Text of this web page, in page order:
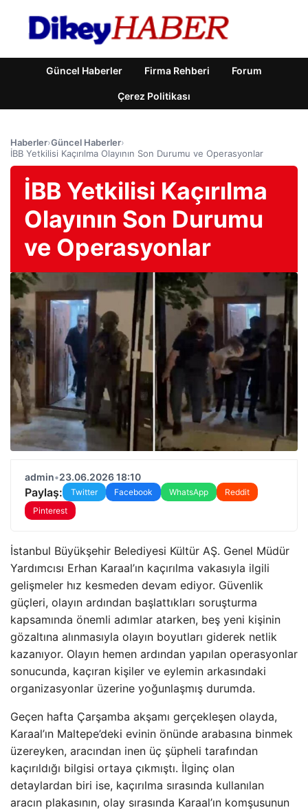
Güncel Haberler Firma Rehberi Forum
Çerez Politikası
Haberler›Güncel Haberler›
İBB Yetkilisi Kaçırılma Olayının Son Durumu ve Operasyonlar
İBB Yetkilisi Kaçırılma
Olayının Son Durumu
ve Operasyonlar
admin•23.06.2026 18:10
Paylaş: Twitter Facebook WhatsApp
Reddit
Pinterest
İstanbul Büyükşehir Belediyesi Kültür AŞ. Genel Müdür
Yardımcısı Erhan Karaal’ın kaçırılma vakasıyla ilgili
gelişmeler hız kesmeden devam ediyor. Güvenlik
güçleri, olayın ardından başlattıkları soruşturma
kapsamında önemli adımlar atarken, beş yeni kişinin
gözaltına alınmasıyla olayın boyutları giderek netlik
kazanıyor. Olayın hemen ardından yapılan operasyonlar
sonucunda, kaçıran kişiler ve eylemin arkasındaki
organizasyonlar üzerine yoğunlaşmış durumda.
Geçen hafta Çarşamba akşamı gerçekleşen olayda,
Karaal’ın Maltepe’deki evinin önünde arabasına binmek
üzereyken, aracından inen üç şüpheli tarafından
kaçırıldığı bilgisi ortaya çıkmıştı. İlginç olan
detaylardan biri ise, kaçırılma sırasında kullanılan
aracın plakasının, olay sırasında Karaal’ın komşusunun